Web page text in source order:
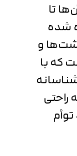
تا
شده
و
که با
راحتی